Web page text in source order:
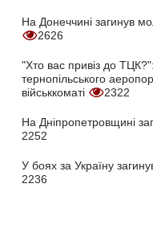
На Донеччині загинув
2626
"Хто вас привіз до
тернопільського
військкоматі
2322
На Дніпропетровщині
2252
У боях за Україну
2236